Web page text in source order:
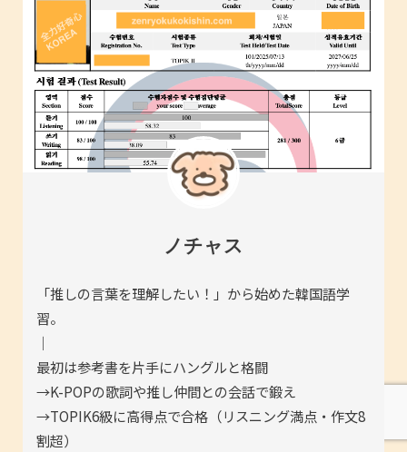
ノチャス
「推しの言葉を理解したい！」から始めた韓国語学
習。
｜
最初は参考書を片手にハングルと格闘
→K-POPの歌詞や推し仲間との会話で鍛え
→TOPIK6級に高得点で合格（リスニング満点・作文8
割超）